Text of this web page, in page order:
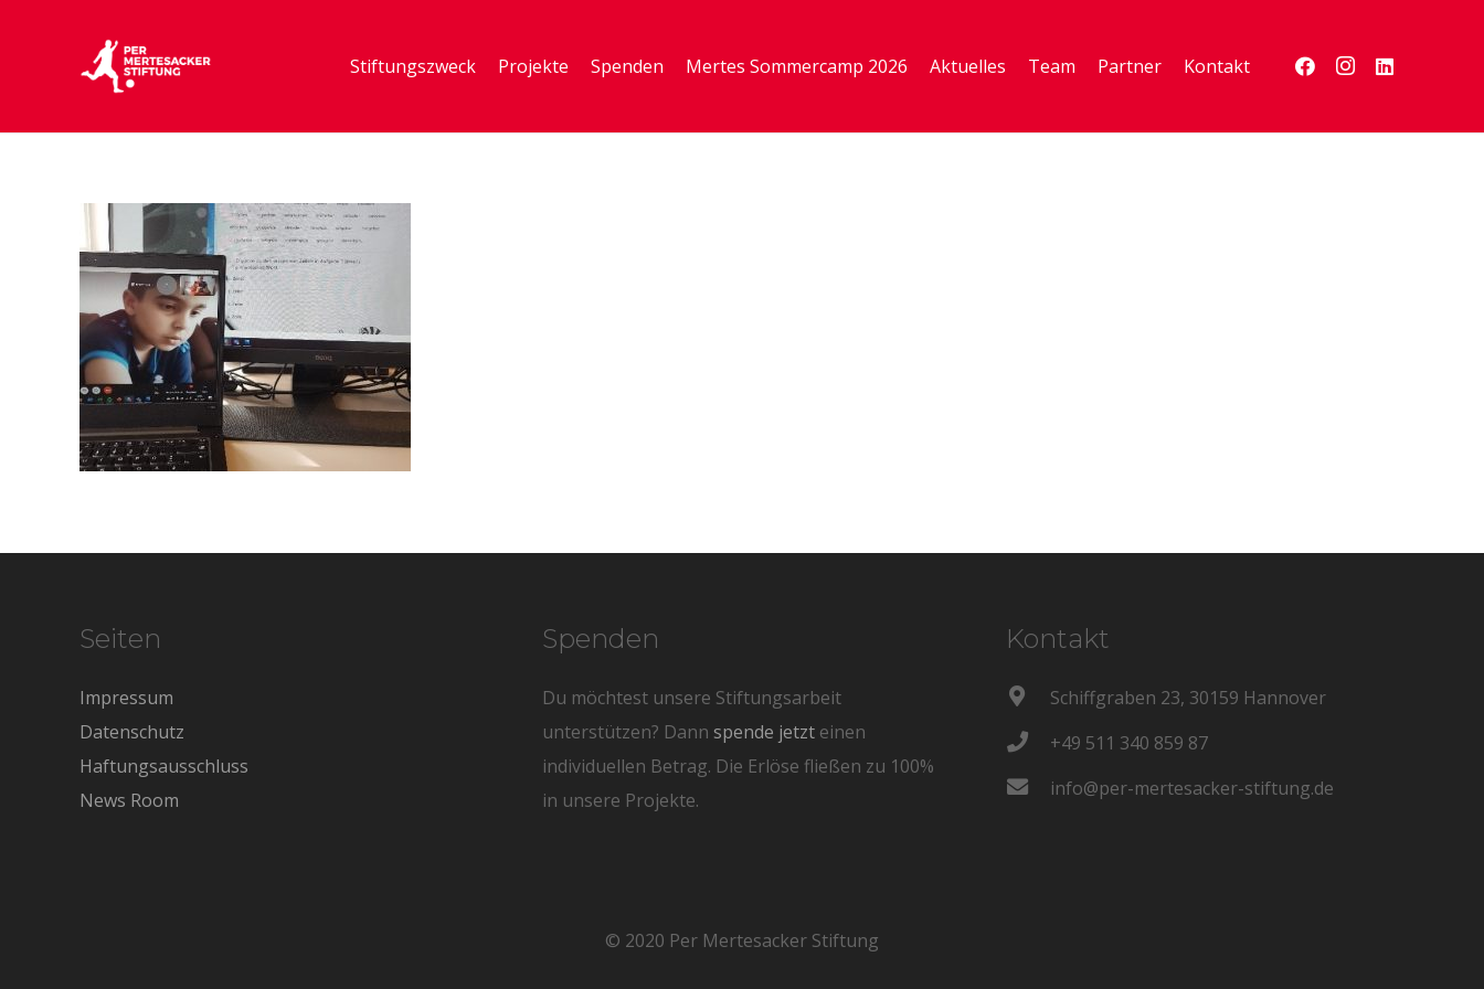
Stiftungszweck Projekte Spenden Mertes Sommercamp 2026 Aktuelles Team Partner Kontakt
Seiten
Impressum
Datenschutz
Haftungsausschluss
News Room
Spenden
Du möchtest unsere Stiftungsarbeit
unterstützen? Dannspende jetzt einen
individuellen Betrag. Die Erlöse fließen zu 100%
in unsere Projekte.
Kontakt
Schiffgraben 23, 30159 Hannover
+49 511 340 859 87
info@per-mertesacker-stiftung.de
© 2020 Per Mertesacker Stiftung